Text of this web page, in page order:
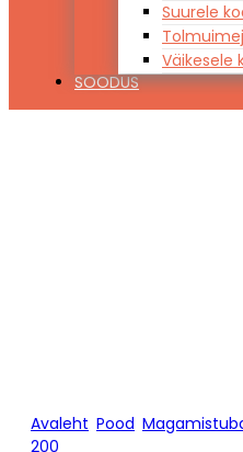
Suurele
Väikesele
SOODUS
Avaleht Pood
200